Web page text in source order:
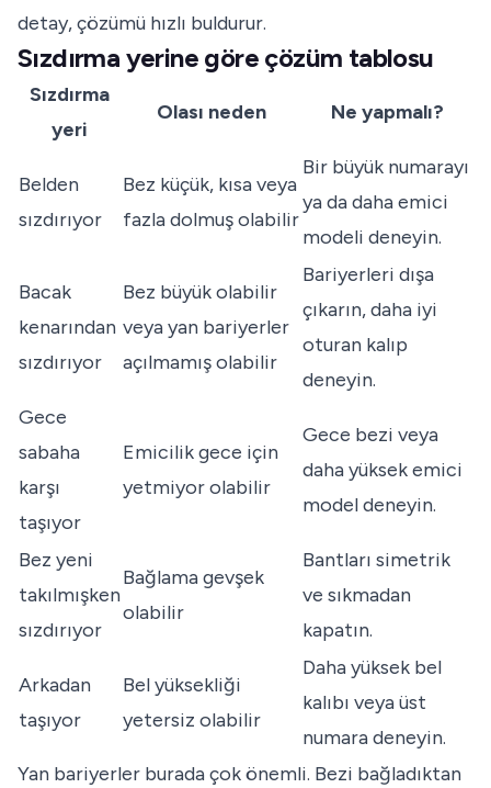
detay, çözümü hızlı buldurur.
Sızdırma yerine göre çözüm tablosu
Sızdırma
yeri
Olası neden Ne yapmalı?
Belden
sızdırıyor
Bez küçük, kısa veya
fazla dolmuş olabilir
Bir büyük numarayı
ya da daha emici
modeli deneyin.
Bacak
kenarından
sızdırıyor
Bez büyük olabilir
veya yan bariyerler
açılmamış olabilir
Bariyerleri dışa
çıkarın, daha iyi
oturan kalıp
deneyin.
Gece
sabaha
karşı
taşıyor
Emicilik gece için
yetmiyor olabilir
Gece bezi veya
daha yüksek emici
model deneyin.
Bez yeni
takılmışken
sızdırıyor
Bağlama gevşek
olabilir
Bantları simetrik
ve sıkmadan
kapatın.
Arkadan
taşıyor
Bel yüksekliği
yetersiz olabilir
Daha yüksek bel
kalıbı veya üst
numara deneyin.
Yan bariyerler burada çok önemli. Bezi bağladıktan